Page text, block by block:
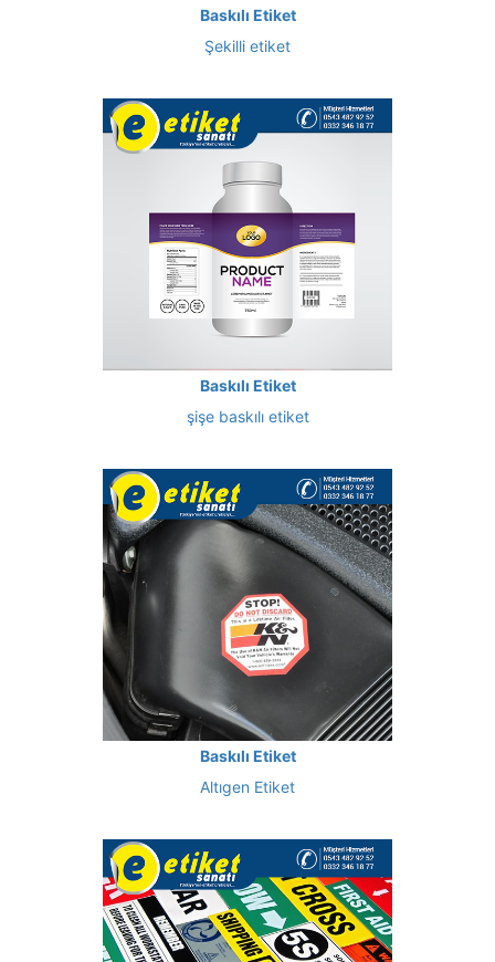
Baskılı Etiket
Şekilli etiket
Baskılı Etiket
şişe baskılı etiket
Baskılı Etiket
Altıgen Etiket